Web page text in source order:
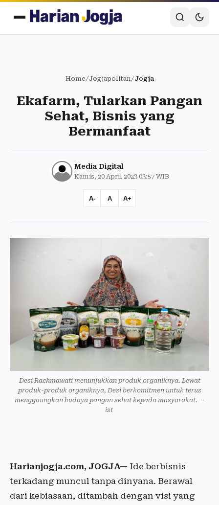
Home/Jogjapolitan/Jogja
Ekafarm, Tularkan Pangan
Sehat, Bisnis yang
Bermanfaat
Media Digital
Kamis, 20 April 2023 03:57 WIB
A- A A+
Desi Rachmawati menunjukkan produk organiknya. Lewat
produk-produk organiknya, Desi berkomitmen untuk terus
menggaungkan budaya pangan sehat kepada masyarakat. –
ist
Harianjogja.com, JOGJA— Ide berbisnis
terkadang muncul tanpa dinyana. Berawal
dari kebiasaan, ditambah dengan visi yang